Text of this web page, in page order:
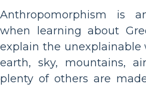
Anthropomorphism is
when learning about
explain the unexplainable
earth, sky, mountains,
plenty of others are